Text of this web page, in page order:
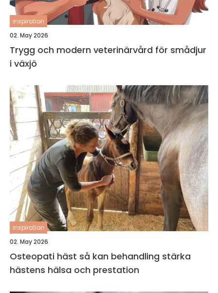
inspiration
02. May 2026
Trygg och modern veterinärvård för smådjur
i växjö
inspiration
02. May 2026
Osteopati häst så kan behandling stärka
hästens hälsa och prestation